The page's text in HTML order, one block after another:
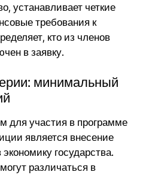
устанавливает четкие
требования к
кто из членов
в заявку.
минимальный
для участия в программе
является внесение
государства.
различаться в